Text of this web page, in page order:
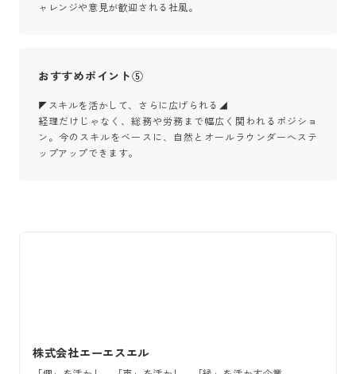
ャレンジや意見が歓迎される社風。
おすすめポイント⑤
◤スキルを活かして、さらに広げられる◢
経理だけじゃなく、総務や労務まで幅広く関われるポジショ
ン。今のスキルをベースに、自然とオールラウンダーへステ
ップアップできます。
株式会社エーエスエル